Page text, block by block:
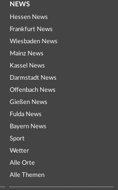
NEWS
Hessen News
Frankfurt News
Wiesbaden News
Mainz News
Kassel News
Darmstadt News
Offenbach News
Gießen News
Fulda News
Bayern News
Sport
Wetter
Alle Orte
Alle Themen